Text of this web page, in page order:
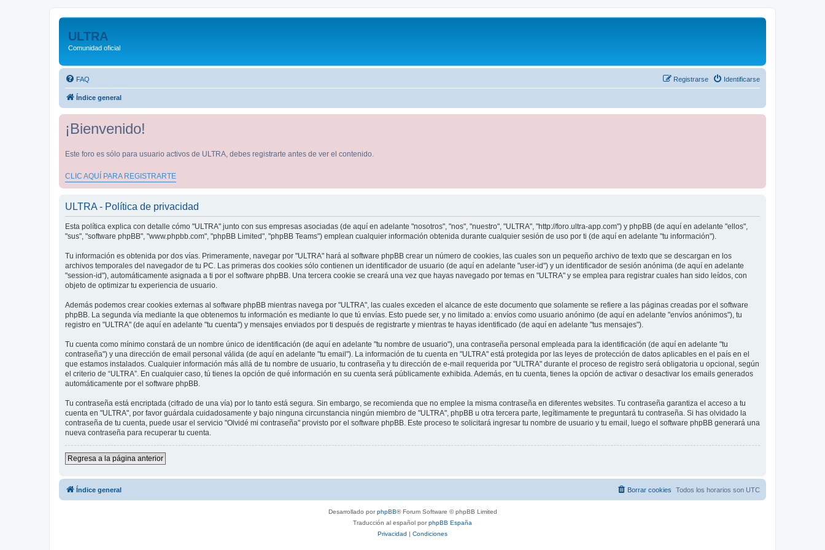
ULTRA
Comunidad oficial
FAQ Identificarse
Registrarse
Índice general
¡Bienvenido!
Este foro es sólo para usuario activos de ULTRA, debes registrarte antes de ver el contenido.
CLIC AQUÍ PARA REGISTRARTE
ULTRA - Política de privacidad
Esta política explica con detalle cómo "ULTRA" junto con sus empresas asociadas (de aquí en adelante "nosotros", "nos", "nuestro", "ULTRA", "http://foro.ultra-app.com") y phpBB (de aquí en adelante "ellos",
"sus", "software phpBB", "www.phpbb.com", "phpBB Limited", "phpBB Teams") emplean cualquier información obtenida durante cualquier sesión de uso por ti (de aquí en adelante "tu información").
Tu información es obtenida por dos vías. Primeramente, navegar por "ULTRA" hará al software phpBB crear un número de cookies, las cuales son un pequeño archivo de texto que se descargan en los
archivos temporales del navegador de tu PC. Las primeras dos cookies sólo contienen un identificador de usuario (de aquí en adelante "user-id") y un identificador de sesión anónima (de aquí en adelante
"session-id"), automáticamente asignada a ti por el software phpBB. Una tercera cookie se creará una vez que hayas navegado por temas en "ULTRA" y se emplea para registrar cuales han sido leídos, con
objeto de optimizar tu experiencia de usuario.
Además podemos crear cookies externas al software phpBB mientras navega por "ULTRA", las cuales exceden el alcance de este documento que solamente se refiere a las páginas creadas por el software
phpBB. La segunda vía mediante la que obtenemos tu información es mediante lo que tú envías. Esto puede ser, y no limitado a: envíos como usuario anónimo (de aquí en adelante "envíos anónimos"), tu
registro en "ULTRA" (de aquí en adelante "tu cuenta") y mensajes enviados por ti después de registrarte y mientras te hayas identificado (de aquí en adelante "tus mensajes").
Tu cuenta como mínimo constará de un nombre único de identificación (de aquí en adelante "tu nombre de usuario"), una contraseña personal empleada para la identificación (de aquí en adelante "tu
contraseña") y una dirección de email personal válida (de aquí en adelante "tu email"). La información de tu cuenta en "ULTRA" está protegida por las leyes de protección de datos aplicables en el país en el
que estamos instalados. Cualquier información más allá de tu nombre de usuario, tu contraseña y tu dirección de e-mail requerida por "ULTRA" durante el proceso de registro será obligatoria u opcional, según
el criterio de “ULTRA”. En cualquier caso, tú tienes la opción de qué información en su cuenta será públicamente exhibida. Además, en tu cuenta, tienes la opción de activar o desactivar los emails generados
automáticamente por el software phpBB.
Tu contraseña está encriptada (cifrado de una vía) por lo tanto está segura. Sin embargo, se recomienda que no emplee la misma contraseña en diferentes websites. Tu contraseña garantiza el acceso a tu
cuenta en "ULTRA", por favor guárdala cuidadosamente y bajo ninguna circunstancia ningún miembro de "ULTRA", phpBB u otra tercera parte, legítimamente te preguntará tu contraseña. Si has olvidado la
contraseña de tu cuenta, puede usar el servicio "Olvidé mi contraseña" provisto por el software phpBB. Este proceso te solicitará ingresar tu nombre de usuario y tu email, luego el software phpBB generará una
nueva contraseña para recuperar tu cuenta.
Regresa a la página anterior
Índice general Todos los horarios son UTC
Borrar cookies
Desarrollado porphpBB® Forum Software © phpBB Limited
Traducción al español porphpBB España
Privacidad | Condiciones